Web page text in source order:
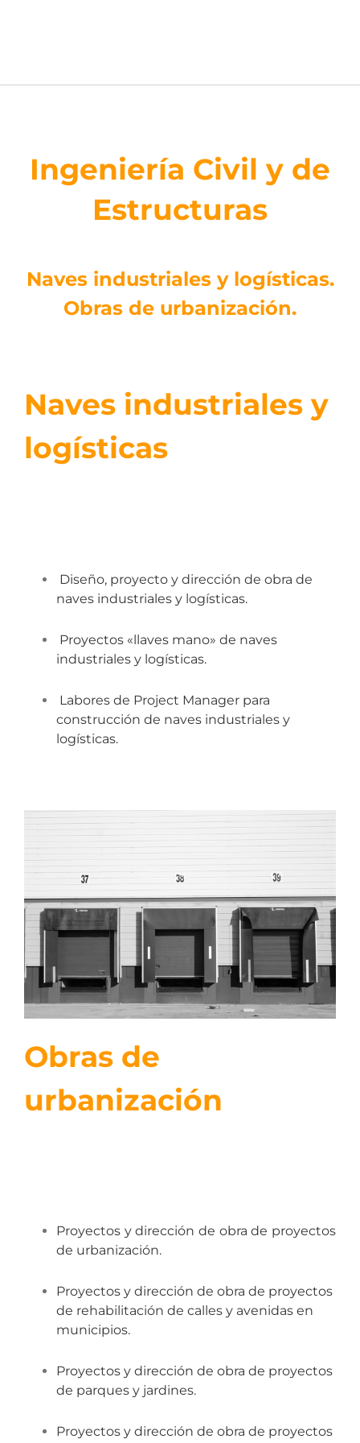
Ingeniería Civil y de
Estructuras
Naves industriales y logísticas.
Obras de urbanización.
Naves industriales y
logísticas
Diseño, proyecto y dirección de obra de
naves industriales y logísticas.
Proyectos «llaves mano» de naves
industriales y logísticas.
Labores de Project Manager para
construcción de naves industriales y
logísticas.
Obras de
urbanización
Proyectos y dirección de obra de proyectos
de urbanización.
Proyectos y dirección de obra de proyectos
de rehabilitación de calles y avenidas en
municipios.
Proyectos y dirección de obra de proyectos
de parques y jardines.
Proyectos y dirección de obra de proyectos